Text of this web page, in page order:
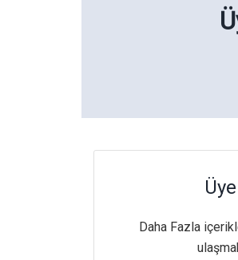
Üye
Daha Fazla